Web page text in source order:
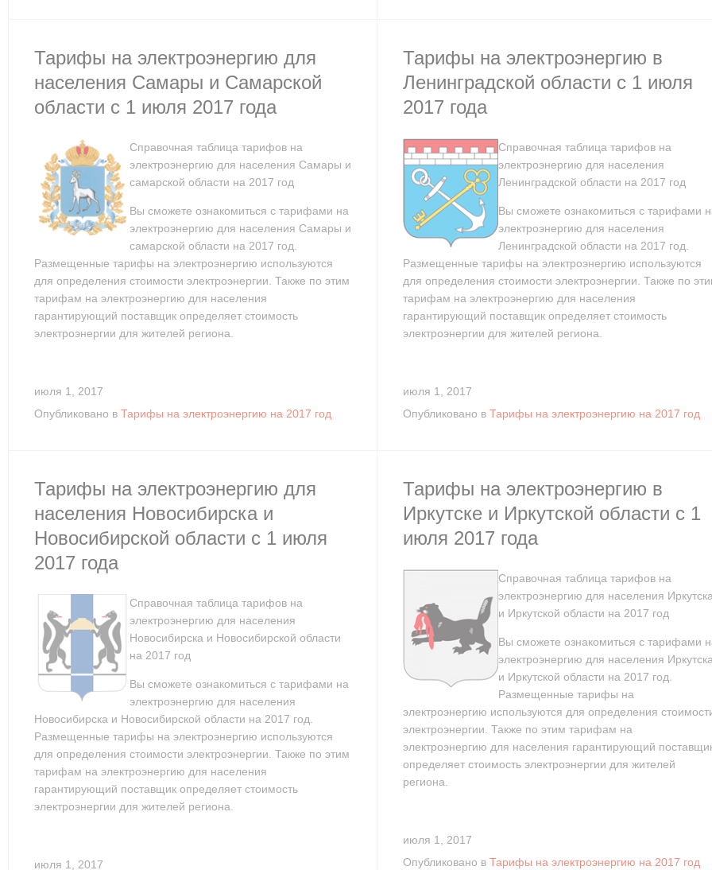
Тарифы на электроэнергию для
населения Самары и Самарской
области с 1 июля 2017 года
Справочная таблица тарифов на
электроэнергию для населения Самары и
самарской области на 2017 год
Вы сможете ознакомиться с тарифами на
электроэнергию для населения Самары и
самарской области на 2017 год.
Размещенные тарифы на электроэнергию используются
для определения стоимости электроэнергии. Также по этим
тарифам на электроэнергию для населения
гарантирующий поставщик определяет стоимость
электроэнергии для жителей региона.
июля 1, 2017
Опубликовано в Тарифы на электроэнергию на 2017 год
Тарифы на электроэнергию в
Ленинградской области с 1 июля
2017 года
Справочная таблица тарифов на
электроэнергию для населения
Ленинградской области на 2017 год
Вы сможете ознакомиться с тарифами
электроэнергию для населения
Ленинградской области на 2017 год.
Размещенные тарифы на электроэнергию используются
для определения стоимости электроэнергии. Также по
тарифам на электроэнергию для населения
гарантирующий поставщик определяет стоимость
электроэнергии для жителей региона.
июля 1, 2017
Опубликовано в Тарифы на электроэнергию на 2017 год
Тарифы на электроэнергию для
населения Новосибирска и
Новосибирской области с 1 июля
2017 года
Справочная таблица тарифов на
электроэнергию для населения
Новосибирска и Новосибирской области
на 2017 год
Вы сможете ознакомиться с тарифами на
электроэнергию для населения
Новосибирска и Новосибирской области на 2017 год.
Размещенные тарифы на электроэнергию используются
для определения стоимости электроэнергии. Также по этим
тарифам на электроэнергию для населения
гарантирующий поставщик определяет стоимость
электроэнергии для жителей региона.
июля 1, 2017
Тарифы на электроэнергию в
Иркутске и Иркутской области с 1
июля 2017 года
Справочная таблица тарифов на
электроэнергию для населения
и Иркутской области на 2017 год
Вы сможете ознакомиться с тарифами
электроэнергию для населения
и Иркутской области на 2017 год.
Размещенные тарифы на
электроэнергию используются для определения
электроэнергии. Также по этим тарифам на
электроэнергию для населения гарантирующий
определяет стоимость электроэнергии для жителей
региона.
июля 1, 2017
Опубликовано в Тарифы на электроэнергию на 2017 год